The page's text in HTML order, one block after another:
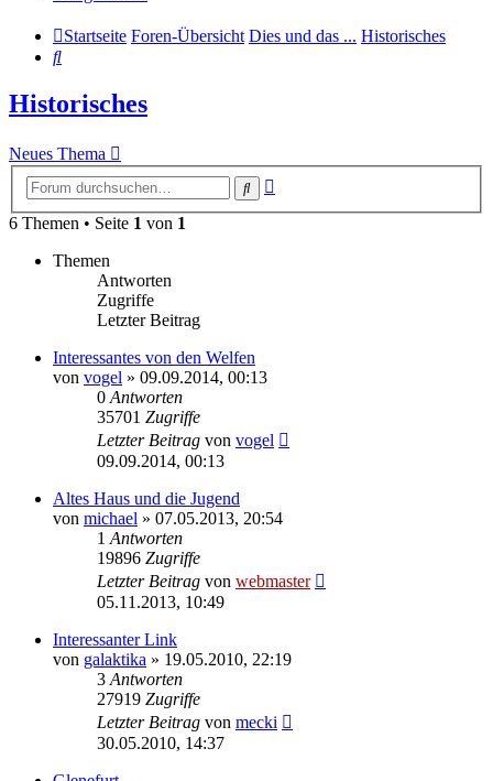
Startseite Foren-Übersicht Dies und das ... Historisches
Suche
Historisches
Neues Thema
Suche
6 Themen • Seite 1 von 1
Themen
Antworten
Zugriffe
Letzter Beitrag
Interessantes von den Welfen
von vogel » 09.09.2014, 00:13
0 Antworten
35701 Zugriffe
Letzter Beitrag von vogel
09.09.2014, 00:13
Altes Haus und die Jugend
von michael » 07.05.2013, 20:54
1 Antworten
19896 Zugriffe
Letzter Beitrag von webmaster
05.11.2013, 10:49
Interessanter Link
von galaktika » 19.05.2010, 22:19
3 Antworten
27919 Zugriffe
Letzter Beitrag von mecki
30.05.2010, 14:37